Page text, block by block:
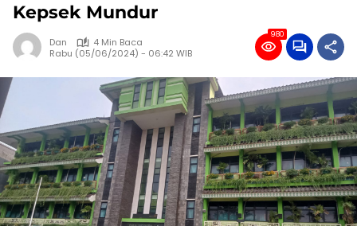
Kepsek Mundur
Dan
4 Min Baca
Rabu (05/06/2024) - 06:42 WIB
980